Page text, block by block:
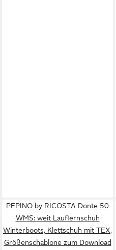
PEPINO by RICOSTA Donte 50
WMS: weit Lauflernschuh
Winterboots, Klettschuh mit TEX,
Größenschablone zum Download